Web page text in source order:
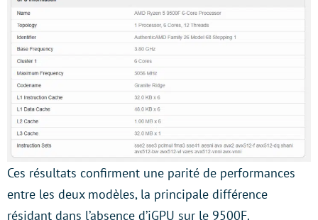
Ces résultats confirment une parité de performances
entre les deux modèles, la principale différence
résidant dans l’absence d’iGPU sur le 9500F.